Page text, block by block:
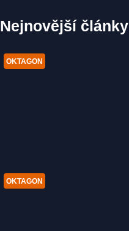
Nejnovější články
OKTAGON
OKTAGON